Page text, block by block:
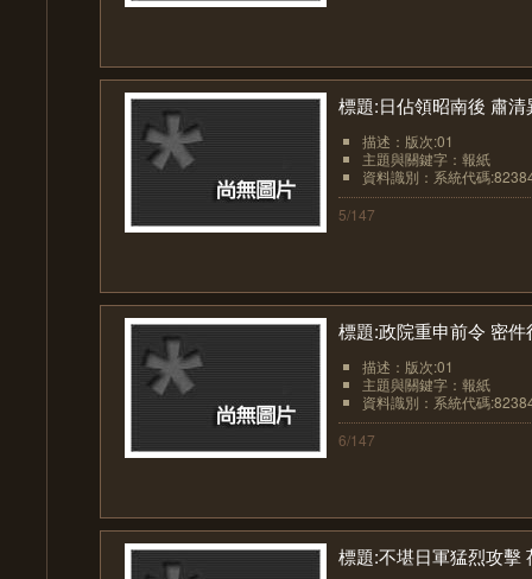
標題:日佔領昭南後 肅清
描述：版次:01
主題與關鍵字：報紙
資料識別：系統代碼
5/147
標題:政院重申前令 密件
描述：版次:01
主題與關鍵字：報紙
資料識別：系統代碼
6/147
標題:不堪日軍猛烈攻擊